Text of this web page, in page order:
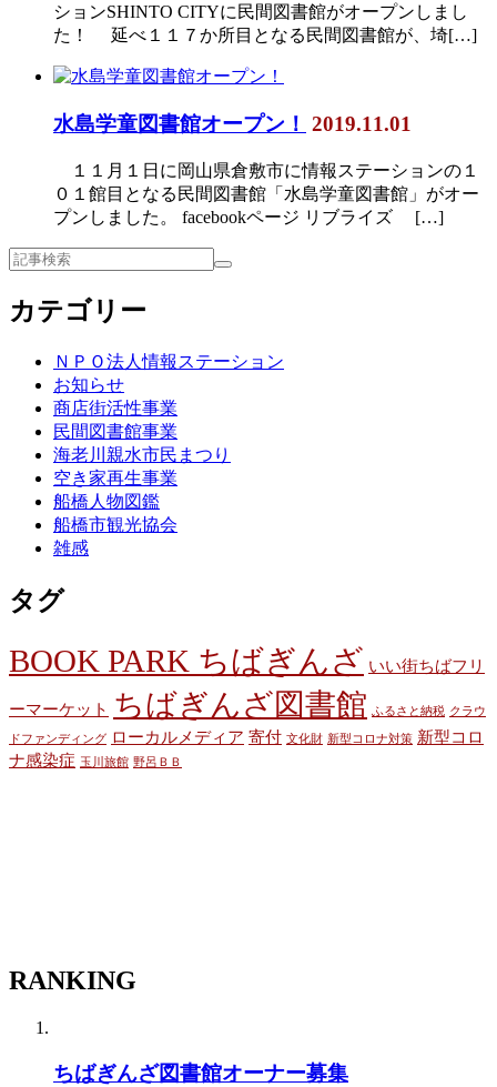
ションSHINTO CITYに民間図書館がオープンしまし
た！ 延べ１１７か所目となる民間図書館が、埼[…]
水島学童図書館オープン！ 2019.11.01
１１月１日に岡山県倉敷市に情報ステーションの１
０１館目となる民間図書館「水島学童図書館」がオー
プンしました。 facebookページ リブライズ […]
カテゴリー
ＮＰＯ法人情報ステーション
お知らせ
商店街活性事業
民間図書館事業
海老川親水市民まつり
空き家再生事業
船橋人物図鑑
船橋市観光協会
雑感
タグ
BOOK PARK ちばぎんざ いい街ちばフリ
ーマーケット ちばぎんざ図書館 ふるさと納税 クラウ
ドファンディング ローカルメディア 寄付 文化財 新型コロナ対策 新型コロ
ナ感染症 玉川旅館 野呂ＢＢ
RANKING
ちばぎんざ図書館オーナー募集